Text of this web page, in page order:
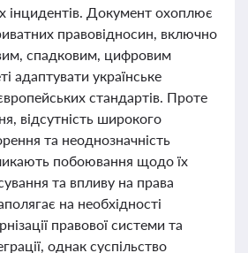
інцидентів. Документ охоплює
правовідносин, включно
спадковим, цифровим
адаптувати українське
стандартів. Проте
відсутність широкого
та неоднозначність
побоювання щодо їх
та впливу на права
на необхідності
правової системи та
однак суспільство